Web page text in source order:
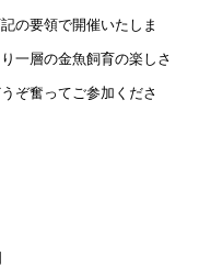
の要領で開催いたしま
一層の金魚飼育の楽しさ
ぞ奮ってご参加くださ